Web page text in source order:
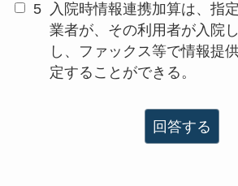
5
入院時情報連携加算は、指
業者が、その利用者が入院
し、ファックス等で情報提
定することができる。
回答する